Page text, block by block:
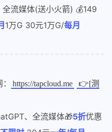
流媒体(送小火箭) 💰149
1万G 30元1万G/每月
https://tapcloud.me
👉[测
、全流媒体🎁5折优惠